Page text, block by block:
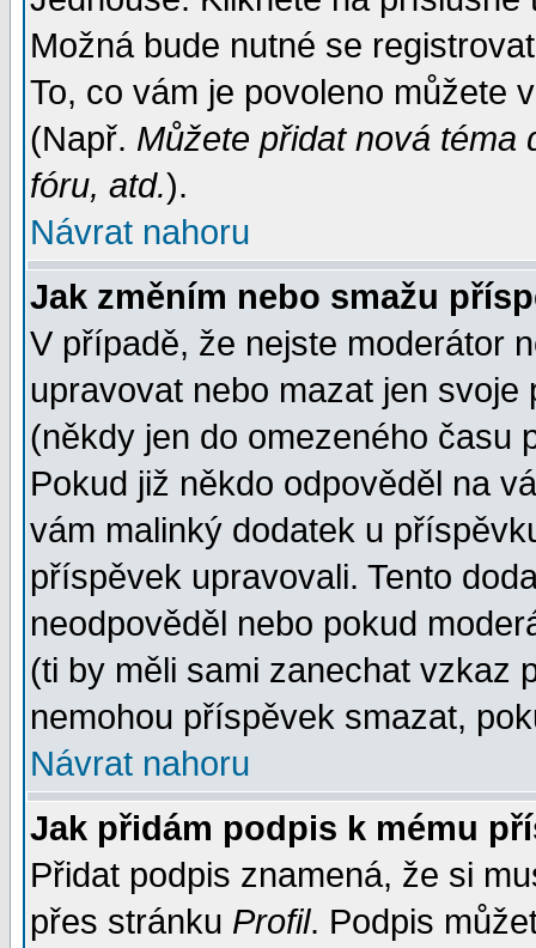
Možná bude nutné se
To, co vám je povoleno můžete
(Např. Můžete přidat nová téma
fóru, atd.).
Návrat nahoru
Jak změním nebo smažu
V případě, že nejste moderátor
upravovat nebo mazat jen
(někdy jen do omezeného
Pokud již někdo odpověděl na
vám malinký dodatek u
příspěvek upravovali. Tento
neodpověděl nebo pokud
(ti by měli sami zanechat vzkaz
nemohou příspěvek smazat,
Návrat nahoru
Jak přidám podpis k mému
Přidat podpis znamená, že si
přes stránku Profil. Podpis